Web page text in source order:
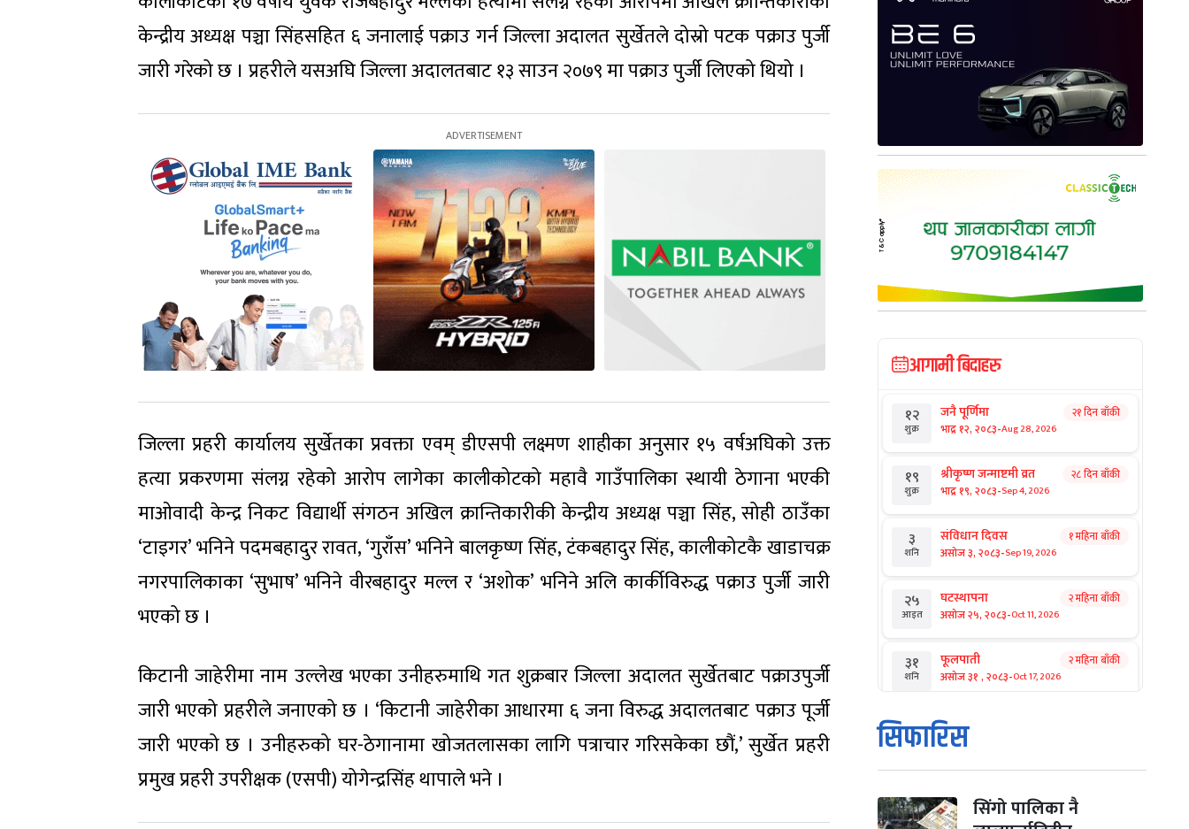
केन्द्रीय अध्यक्ष पञ्चा सिंहसहित ६ जनालाई पक्राउ गर्न जिल्ला अदालत सुर्खेतले दोस्रो पटक पक्राउ पुर्जी
जारी गरेको छ । प्रहरीले यसअघि जिल्ला अदालतबाट १३ साउन २०७९ मा पक्राउ पुर्जी लिएको थियो ।
जिल्ला प्रहरी कार्यालय सुर्खेतका प्रवक्ता एवम् डीएसपी लक्ष्मण शाहीका अनुसार १५ वर्षअघिको उक्त
हत्या प्रकरणमा संलग्न रहेको आरोप लागेका कालीकोटको महावै गाउँपालिका स्थायी ठेगाना भएकी
माओवादी केन्द्र निकट विद्यार्थी संगठन अखिल क्रान्तिकारीकी केन्द्रीय अध्यक्ष पञ्चा सिंह, सोही ठाउँका
‘टाइगर’ भनिने पदमबहादुर रावत, ‘गुराँस’ भनिने बालकृष्ण सिंह, टंकबहादुर सिंह, कालीकोटकै खाडाचक्र
नगरपालिकाका ‘सुभाष’ भनिने वीरबहादुर मल्ल र ‘अशोक’ भनिने अलि कार्कीविरुद्ध पक्राउ पुर्जी जारी
भएको छ ।
किटानी जाहेरीमा नाम उल्लेख भएका उनीहरुमाथि गत शुक्रबार जिल्ला अदालत सुर्खेतबाट पक्राउपुर्जी
जारी भएको प्रहरीले जनाएको छ । ‘किटानी जाहेरीका आधारमा ६ जना विरुद्ध अदालतबाट पक्राउ पूर्जी
जारी भएको छ । उनीहरुको घर-ठेगानामा खोजतलासका लागि पत्राचार गरिसकेका छौं,’ सुर्खेत प्रहरी
प्रमुख प्रहरी उपरीक्षक (एसपी) योगेन्द्रसिंह थापाले भने ।
आगामी बिदाहरु
१२
शुक्र
जनै पूर्णिमा
भाद्र १२, २०८३-Aug 28, 2026
२१ दिन बाँकी
१९
शुक्र
श्रीकृष्ण जन्माष्टमी व्रत
भाद्र १९, २०८३-Sep 4, 2026
२८ दिन बाँकी
३
शनि
संविधान दिवस
असोज ३, २०८३-Sep 19, 2026
१ महिना बाँकी
२५
आइत
घटस्थापना
असोज २५, २०८३-Oct 11, 2026
२ महिना बाँकी
३१
शनि
फूलपाती
असोज ३१ , २०८३-Oct 17, 2026
२ महिना बाँकी
१
आइत
कार्तिक सङ्क्रान्ति
कार्तिक १, २०८३
मंगल कार्तिक ३, २०८३- Oct 20, 2026
सिफारिस
सिंगो पालिका नै